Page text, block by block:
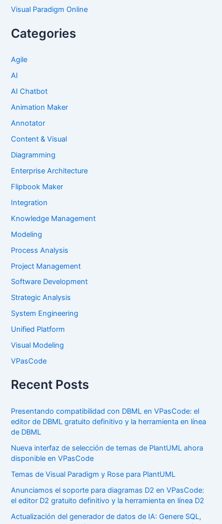
Visual Paradigm Online
Categories
Agile
AI
AI Chatbot
Animation Maker
Annotator
Content & Visual
Diagramming
Enterprise Architecture
Flipbook Maker
Integration
Knowledge Management
Modeling
Process Analysis
Project Management
Software Development
Strategic Analysis
System Engineering
Unified Platform
Visual Modeling
VPasCode
Recent Posts
Presentando compatibilidad con DBML en VPasCode: el
editor de DBML gratuito definitivo y la herramienta en línea
de DBML
Nueva interfaz de selección de temas de PlantUML ahora
disponible en VPasCode
Temas de Visual Paradigm y Rose para PlantUML
Anunciamos el soporte para diagramas D2 en VPasCode:
el editor D2 gratuito definitivo y la herramienta en línea D2
Actualización del generador de datos de IA: Genere SQL,